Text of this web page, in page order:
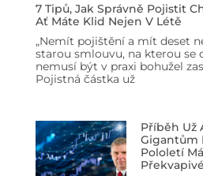
7 Tipů, Jak Správně Pojistit
Ať Máte Klid Nejen V Létě
„Nemít pojištění a mít deset
starou smlouvu, na kterou se
nemusí být v praxi bohužel
Pojistná částka už
Příběh Už
Gigantům
Pololetí